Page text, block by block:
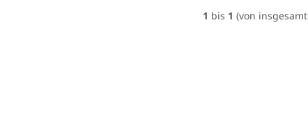
1 bis 1 (von insgesamt